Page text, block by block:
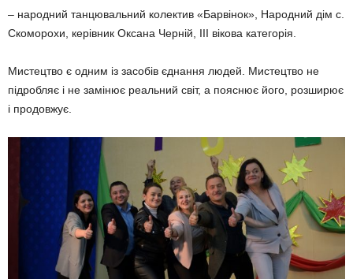
– народний танцювальний колектив «Барвінок», Народний дім с.
Скоморохи, керівник Оксана Черній, ІІІ вікова категорія.
Мистецтво є одним із засобів єднання людей. Мистецтво не
підробляє і не замінює реальний світ, а пояснює його, розширює
і продовжує.